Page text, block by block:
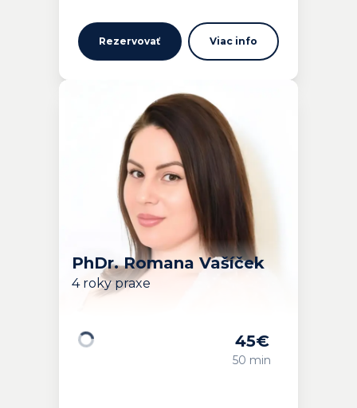
Rezervovať Viac info
PhDr. Romana Vašíček
4 roky praxe
45€
50 min